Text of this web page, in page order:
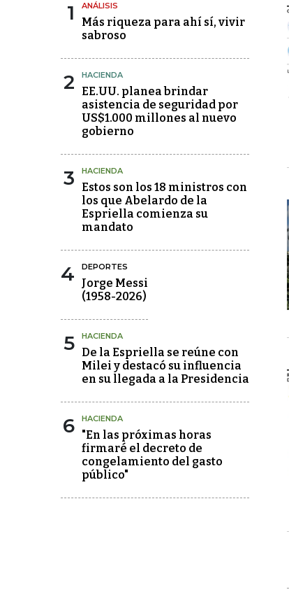
1 ANÁLISIS
Más riqueza para ahí sí, vivir
sabroso
2 HACIENDA
EE.UU. planea brindar
asistencia de seguridad por
US$1.000 millones al nuevo
gobierno
3 HACIENDA
Estos son los 18 ministros con
los que Abelardo de la
Espriella comienza su
mandato
4 DEPORTES
Jorge Messi
(1958-2026)
5 HACIENDA
De la Espriella se reúne con
Milei y destacó su influencia
en su llegada a la Presidencia
6 HACIENDA
"En las próximas horas
firmaré el decreto de
congelamiento del gasto
público"